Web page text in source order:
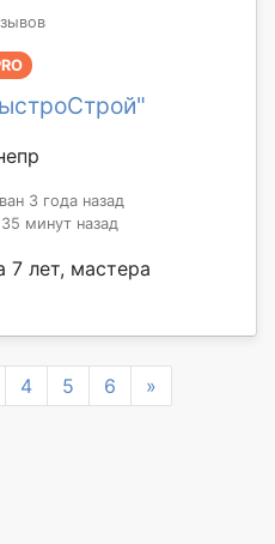
3 года назад
минут назад
7 лет, мастера
4 5 6 »